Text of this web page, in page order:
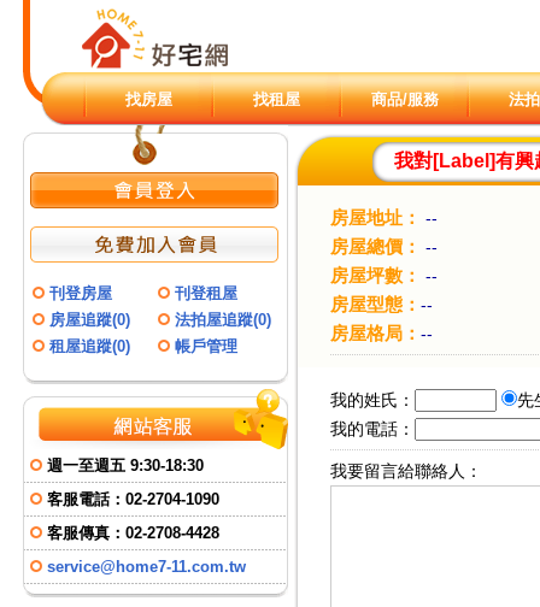
找房屋 找租屋 商品/服務 法
刊登房屋
刊登租屋
房屋追蹤(0)
法拍屋追蹤(0)
租屋追蹤(0)
帳戶管理
週一至週五 9:30-18:30
客服電話： 02-2704-1090
客服傳真： 02-2708-4428
service@home7-11.com.tw
我對[Label ]有興
房屋地址： --
房屋總價： --
房屋坪數： --
房屋型態： --
房屋格局： --
我的姓氏：
先
我的電話：
我要留言給聯絡人：